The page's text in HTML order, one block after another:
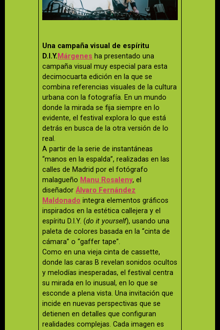
Una campaña visual de espíritu
D.I.Y. Márgenes ha presentado una
campaña visual muy especial para esta
decimocuarta edición en la que se
combina referencias visuales de la cultura
urbana con la fotografía. En un mundo
donde la mirada se fija siempre en lo
evidente, el festival explora lo que está
detrás en busca de la otra versión de lo
real.
A partir de la serie de instantáneas
“manos en la espalda”, realizadas en las
calles de Madrid por el fotógrafo
malagueño Manu Rosaleny, el
diseñadorÁlvaro Fernández
Maldonado integra elementos gráficos
inspirados en la estética callejera y el
espíritu D.I.Y. (do it yourself), usando una
paleta de colores basada en la “cinta de
cámara” o “gaffer tape”.
Como en una vieja cinta de cassette,
donde las caras B revelan sonidos ocultos
y melodías inesperadas, el festival centra
su mirada en lo inusual, en lo que se
esconde a plena vista. Una invitación que
incide en nuevas perspectivas que se
detienen en detalles que configuran
realidades complejas. Cada imagen es